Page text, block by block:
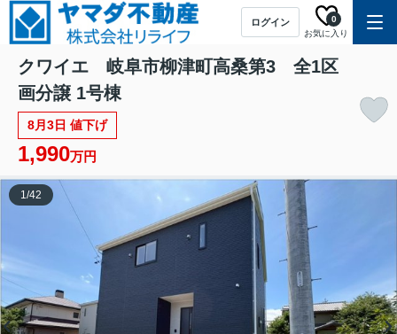
ログイン
お気に入り
0
クワイエ 岐阜市柳津町高桑第3 全1区
画分譲 1号棟
8月3日 値下げ
1,990万円
1/42